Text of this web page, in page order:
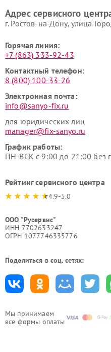
Мы принимаем
все формы оплаты
Адрес сервисного
г. Ростов-на-Дону, улица
Горячая линия:
+7 (863) 333-92-43
Контактный телефон:
8 (800) 100-33-26
Электронная почта:
info@sanyo-fix.ru
для юридических лиц
manager@fix-sanyo.ru
График работы:
ПН-ВСК с 9:00 до 21:00 без
Рейтинг сервисного центра
4.9-5.0
ООО "Русервис"
ИНН 7702633247
ОГРН 1077746335776
Поделиться в соц. сетях: